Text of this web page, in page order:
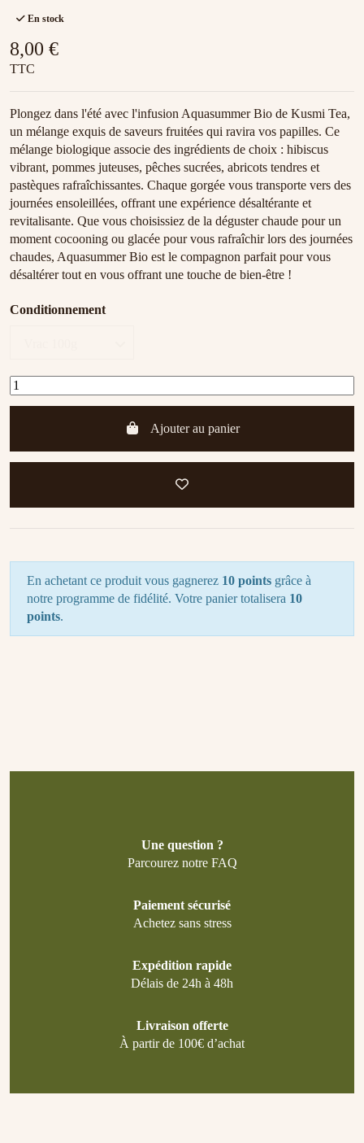
En stock
8,00 €
TTC
Plongez dans l'été avec l'infusion Aquasummer Bio de Kusmi Tea,
un mélange exquis de saveurs fruitées qui ravira vos papilles. Ce
mélange biologique associe des ingrédients de choix : hibiscus
vibrant, pommes juteuses, pêches sucrées, abricots tendres et
pastèques rafraîchissantes. Chaque gorgée vous transporte vers des
journées ensoleillées, offrant une expérience désaltérante et
revitalisante. Que vous choisissiez de la déguster chaude pour un
moment cocooning ou glacée pour vous rafraîchir lors des journées
chaudes, Aquasummer Bio est le compagnon parfait pour vous
désaltérer tout en vous offrant une touche de bien-être !
Conditionnement
Ajouter au panier
En achetant ce produit vous gagnerez 10 points grâce à
notre programme de fidélité. Votre panier totalisera 10
points.
Une question ?
Parcourez notre FAQ
Paiement sécurisé
Achetez sans stress
Expédition rapide
Délais de 24h à 48h
Livraison offerte
À partir de 100€ d’achat